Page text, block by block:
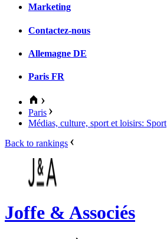
Marketing
Contactez-nous
Allemagne DE
Paris FR
Paris
Médias, culture, sport et loisirs: Sport
Back to rankings
Joffe & Associés